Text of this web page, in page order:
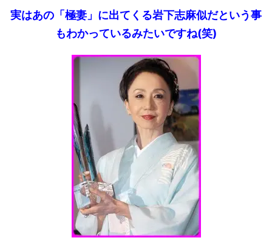
実はあの「極妻」に出てくる岩下志麻似だという事
もわかっているみたいですね(笑)